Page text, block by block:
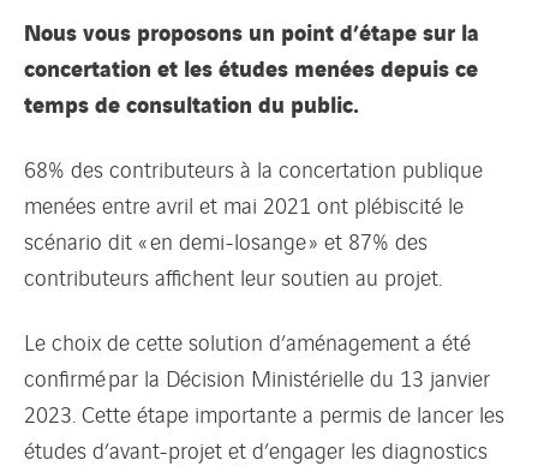
Nous vous proposons un point d’étape sur la
concertation et les études menées depuis ce
temps de consultation du public.
68% des contributeurs à la concertation publique
menées entre avril et mai 2021 ont plébiscité le
scénario dit « en demi-losange » et 87% des
contributeurs affichent leur soutien au projet.
Le choix de cette solution d’aménagement a été
confirmé par la Décision Ministérielle du 13 janvier
2023. Cette étape importante a permis de lancer les
études d’avant-projet et d’engager les diagnostics